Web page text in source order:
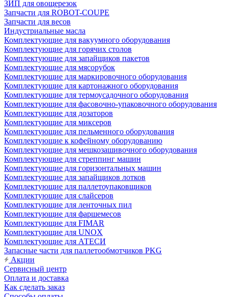
ЗИП для овощерезок
Запчасти для ROBOT-COUPE
Запчасти для весов
Индустриальные масла
Комплектующие для вакуумного оборудования
Комплектующие для горячих столов
Комплектующие для запайщиков пакетов
Комплектующие для мясорубок
Комплектующие для маркировочного оборудования
Комплектующие для картонажного оборудования
Комплектующие для термоусадочного оборудования
Комплектующие для фасовочно-упаковочного оборудования
Комплектующие для дозаторов
Комплектующие для миксеров
Комплектующие для пельменного оборудования
Комплектующие к кофейному оборудованию
Комплектующие для мешкозашивочного оборудования
Комплектующие для стреппинг машин
Комплектующие для горизонтальных машин
Комплектующие для запайщиков лотков
Комплектующие для паллетоупаковщиков
Комплектующие для слайсеров
Комплектующие для ленточных пил
Комплектующие для фаршемесов
Комплектующие для FIMAR
Комплектующие для UNOX
Комплектующие для АТЕСИ
Запасные части для паллетообмотчиков PKG
Акции
Сервисный центр
Оплата и доставка
Как сделать заказ